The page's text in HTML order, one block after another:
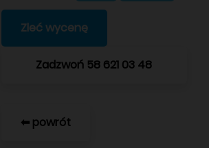
Zleć wycenę
Zadzwoń 58 621 03 48
⬅ powrót